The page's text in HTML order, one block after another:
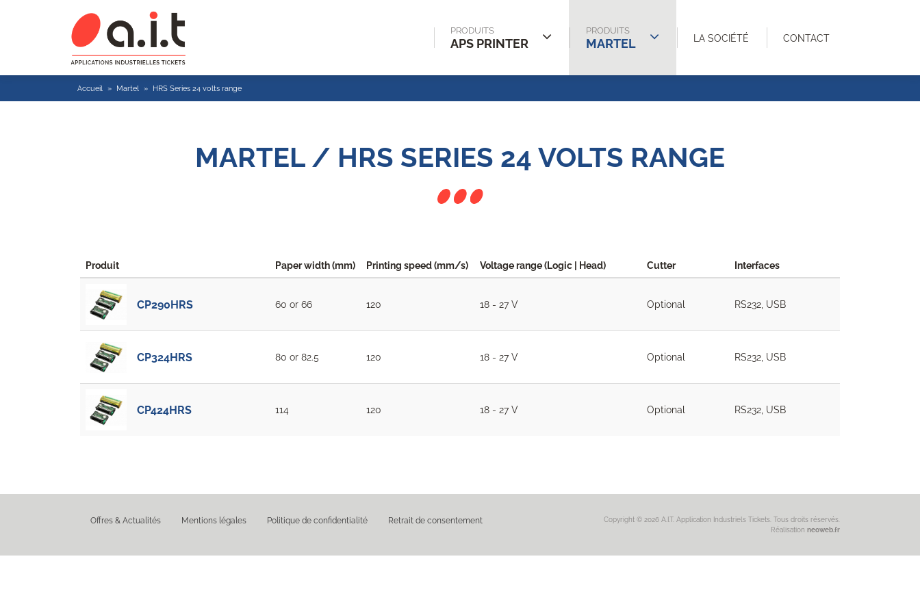
PRODUITS
APS PRINTER
PRODUITS
MARTEL LA SOCIÉTÉ CONTACT
Accueil » Martel » HRS Series 24 volts range
MARTEL / HRS SERIES 24 VOLTS RANGE
Produit Paper width (mm) Printing speed (mm/s) Voltage range (Logic | Head) Cutter Interfaces
CP290HRS 60 or 66 120 18 - 27 V Optional RS232, USB
CP324HRS 80 or 82.5 120 18 - 27 V Optional RS232, USB
CP424HRS 114 120 18 - 27 V Optional RS232, USB
Offres & Actualités Mentions légales Politique de confidentialité Retrait de consentement
Copyright © 2026 A.I.T. Application Industriels Tickets. Tous droits réservés.
Réalisation neoweb.fr